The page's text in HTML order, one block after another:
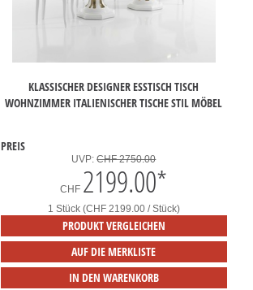
KLASSISCHER DESIGNER ESSTISCH TISCH
WOHNZIMMER ITALIENISCHER TISCHE STIL MÖBEL
PREIS
UVP:CHF 2750.00
CHF 2199.00*
1 Stück (CHF 2199.00 / Stück)
PRODUKT VERGLEICHEN
AUF DIE MERKLISTE
IN DEN WARENKORB